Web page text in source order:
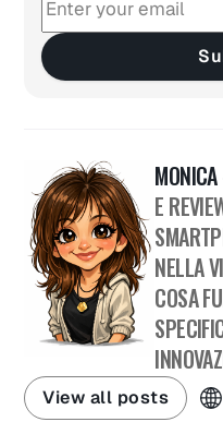
MONICA
E
NELLA
COSA
View all posts